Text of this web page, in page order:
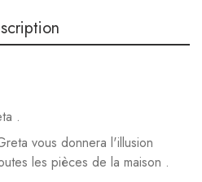
.
vous donnera l'illusion
les pièces de la maison .